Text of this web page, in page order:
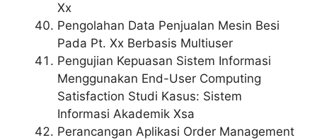
Xx
Pengolahan Data Penjualan Mesin Besi
Pada Pt. Xx Berbasis Multiuser
Pengujian Kepuasan Sistem Informasi
Menggunakan End-User Computing
Satisfaction Studi Kasus: Sistem
Informasi Akademik Xsa
Perancangan Aplikasi Order Management